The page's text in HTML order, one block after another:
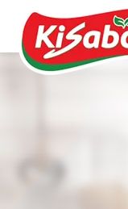
Acompanhamentos